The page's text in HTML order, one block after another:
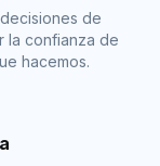
de
la confianza de
hacemos.